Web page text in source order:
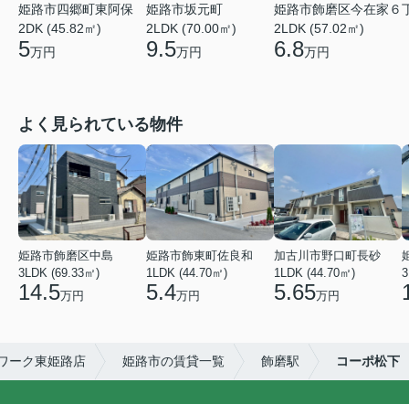
姫路市四郷町東阿保
2DK (45.82㎡)
5万円
姫路市坂元町
2LDK (70.00㎡)
9.5万円
姫路市飾磨区今在家６
2LDK (57.02㎡)
6.8万円
よく見られている物件
姫路市飾磨区中島
3LDK (69.33㎡)
14.5万円
姫路市飾東町佐良和
1LDK (44.70㎡)
5.4万円
加古川市野口町長砂
1LDK (44.70㎡)
5.65万円
ーク東姫路店 姫路市の賃貸一覧 飾磨駅 コーポ松下